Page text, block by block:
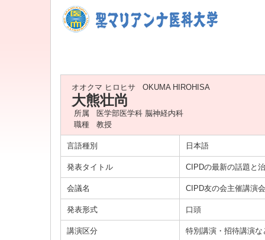
オオクマ ヒロヒサ OKUMA HIROHISA
大熊壮尚
所属
医学部医学科 脳神経内科
職種
教授
言語種別 日本語
発表タイトル CIPDの最新の話題と
会議名 CIPD友の会主催講演会
発表形式 口頭
講演区分 特別講演・招待講演な